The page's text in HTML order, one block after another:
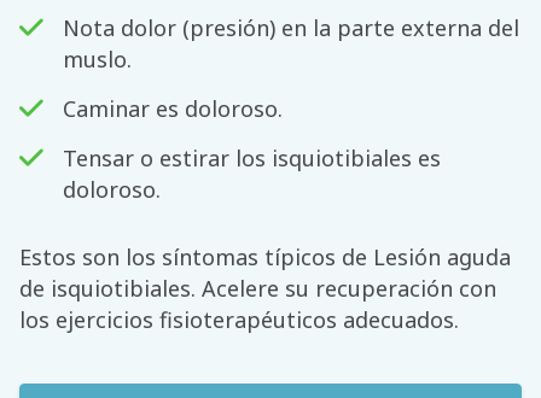
Nota dolor (presión) en la parte externa del
muslo.
Caminar es doloroso.
Tensar o estirar los isquiotibiales es
doloroso.
Estos son los síntomas típicos de Lesión aguda
de isquiotibiales. Acelere su recuperación con
los ejercicios fisioterapéuticos adecuados.